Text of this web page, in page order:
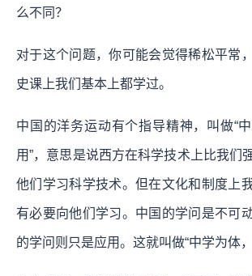
么不同？
对于这个问题，你可能会觉得稀松平常
史课上我们基本上都学过。
中国的洋务运动有个指导精神，叫做“
用”，意思是说西方在科学技术上比我们
他们学习科学技术。但在文化和制度上
有必要向他们学习。中国的学问是不可
的学问则只是应用。这就叫做“中学为体，